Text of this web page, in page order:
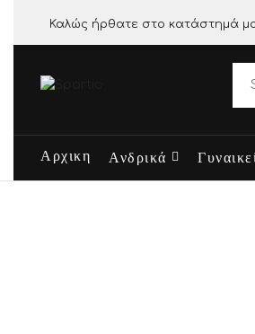
Καλώς ήρθατε στο κατάστημά
Αρχικη Ανδρικά